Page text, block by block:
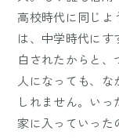
高校時代に同じよ
は、中学時代に
白されたからと
人になっても、
しれません。い
家に入っていった